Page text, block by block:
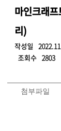
마인크래
리)
작성일
조회수 2803
첨부파일